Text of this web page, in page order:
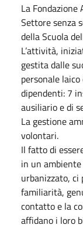
La
Settore senza
della Scuola
L’attività,
gestita dalle
personale
dipendenti: 7
ausiliario e di
La gestione
volontari.
Il fatto di
in un
urbanizzato,
familiarità,
contatto e la
affidano i loro